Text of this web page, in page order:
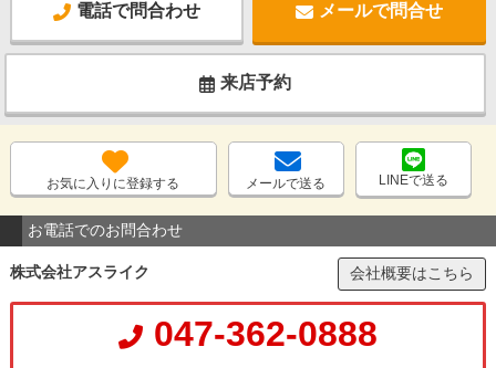
電話で問合わせ メールで問合せ
来店予約
お気に入りに登録する メールで送る LINEで送る
お電話でのお問合わせ
株式会社アスライク 会社概要はこちら
047-362-0888